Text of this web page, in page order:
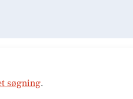
søgning.